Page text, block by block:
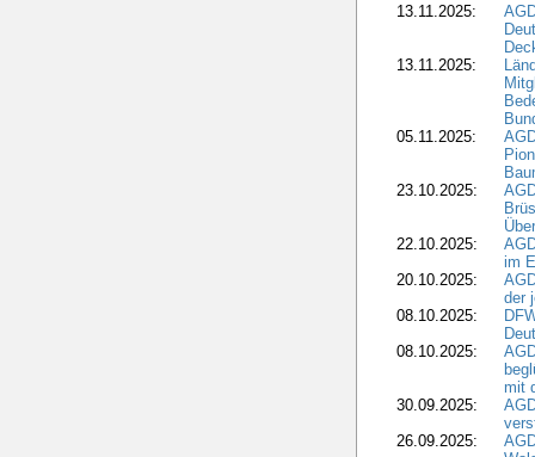
13.11.2025:
13.11.2025:
05.11.2025:
23.10.2025:
22.10.2025:
im
20.10.2025:
der
08.10.2025:
08.10.2025:
mit
30.09.2025:
26.09.2025: